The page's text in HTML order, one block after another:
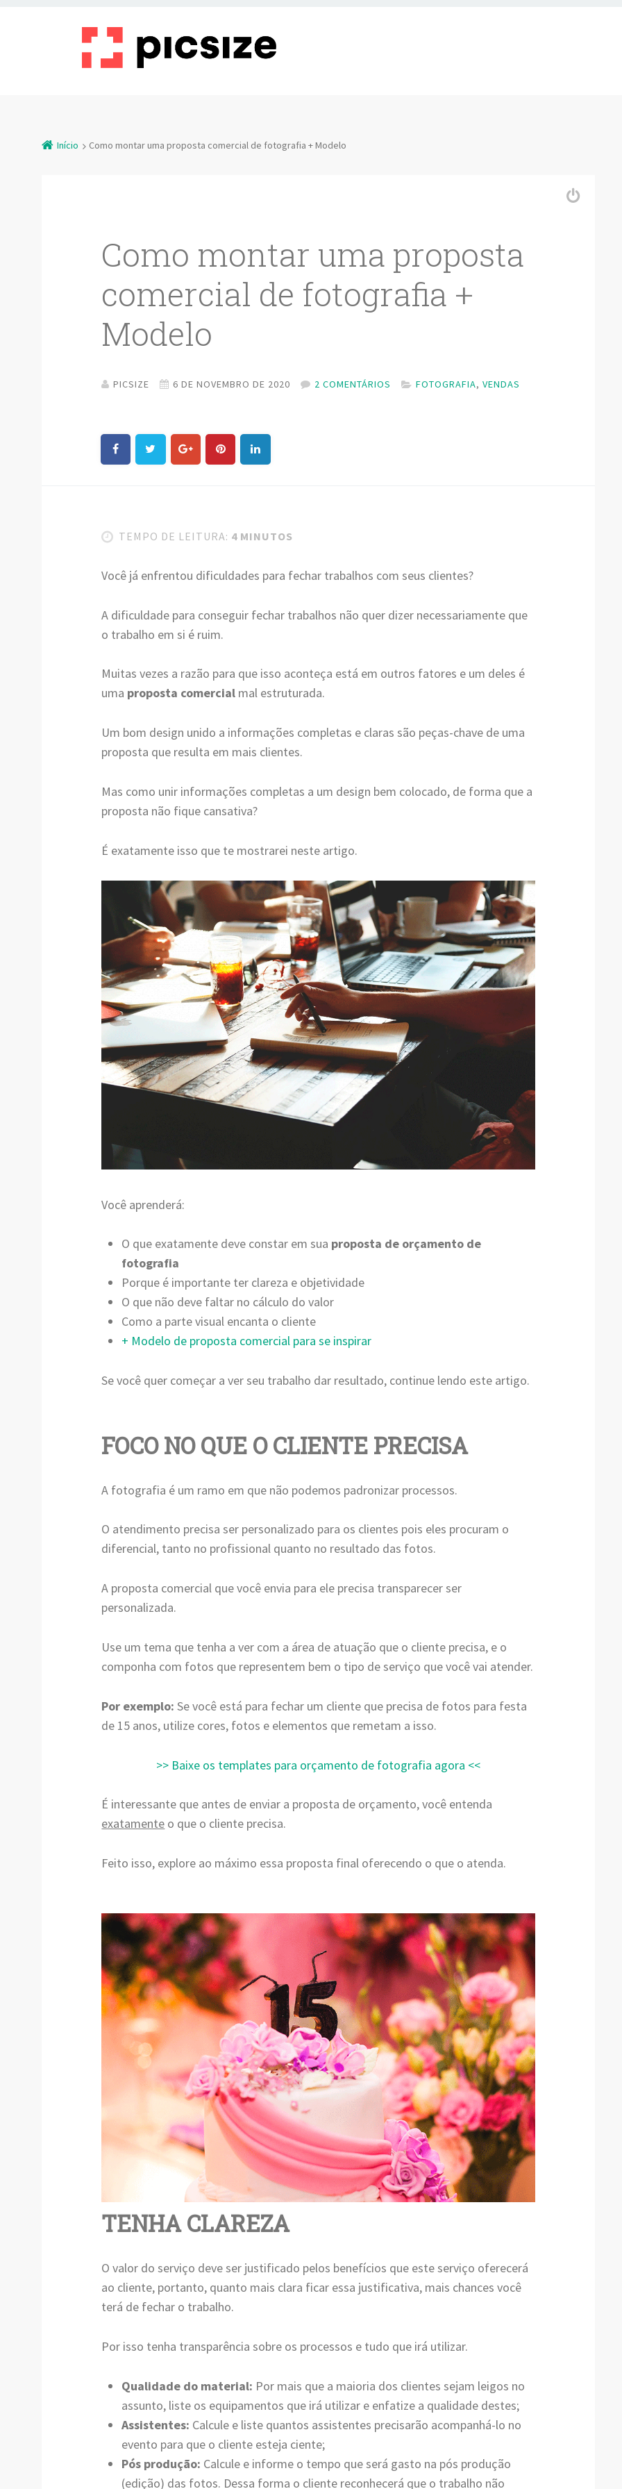
Início Como montar uma proposta comercial de fotografia + Modelo
Como montar uma proposta
comercial de fotografia +
Modelo
PICSIZE 6 DE NOVEMBRO DE 2020 2 COMENTÁRIOS FOTOGRAFIA,VENDAS
TEMPO DE LEITURA: 4 MINUTOS
Você já enfrentou dificuldades para fechar trabalhos com seus clientes?
A dificuldade para conseguir fechar trabalhos não quer dizer necessariamente que
o trabalho em si é ruim.
Muitas vezes a razão para que isso aconteça está em outros fatores e um deles é
uma proposta comercial mal estruturada.
Um bom design unido a informações completas e claras são peças-chave de uma
proposta que resulta em mais clientes.
Mas como unir informações completas a um design bem colocado, de forma que a
proposta não fique cansativa?
É exatamente isso que te mostrarei neste artigo.
Você aprenderá:
O que exatamente deve constar em sua proposta de orçamento de
fotografia
Porque é importante ter clareza e objetividade
O que não deve faltar no cálculo do valor
Como a parte visual encanta o cliente
+ Modelo de proposta comercial para se inspirar
Se você quer começar a ver seu trabalho dar resultado, continue lendo este artigo.
FOCO NO QUE O CLIENTE PRECISA
A fotografia é um ramo em que não podemos padronizar processos.
O atendimento precisa ser personalizado para os clientes pois eles procuram o
diferencial, tanto no profissional quanto no resultado das fotos.
A proposta comercial que você envia para ele precisa transparecer ser
personalizada.
Use um tema que tenha a ver com a área de atuação que o cliente precisa, e o
componha com fotos que representem bem o tipo de serviço que você vai atender.
Por exemplo: Se você está para fechar um cliente que precisa de fotos para festa
de 15 anos, utilize cores, fotos e elementos que remetam a isso.
>> Baixe os templates para orçamento de fotografia agora <<
É interessante que antes de enviar a proposta de orçamento, você entenda
exatamente o que o cliente precisa.
Feito isso, explore ao máximo essa proposta final oferecendo o que o atenda.
TENHA CLAREZA
O valor do serviço deve ser justificado pelos benefícios que este serviço oferecerá
ao cliente, portanto, quanto mais clara ficar essa justificativa, mais chances você
terá de fechar o trabalho.
Por isso tenha transparência sobre os processos e tudo que irá utilizar.
Qualidade do material: Por mais que a maioria dos clientes sejam leigos no
assunto, liste os equipamentos que irá utilizar e enfatize a qualidade destes;
Assistentes: Calcule e liste quantos assistentes precisarão acompanhá-lo no
evento para que o cliente esteja ciente;
Pós produção: Calcule e informe o tempo que será gasto na pós produção
(edição) das fotos. Dessa forma o cliente reconhecerá que o trabalho não